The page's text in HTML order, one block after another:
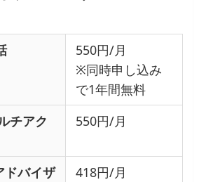
550円/月
※同時申し込み
で1年間無料
チアク
550円/月
バイザ
418円/月